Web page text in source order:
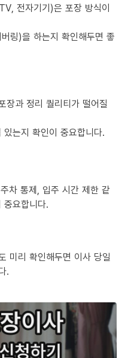
전자기기)은 포장 방식이
링)을 하는지 확인해두면 좋
장과 정리 퀄리티가 떨어질
는지 확인이 중요합니다.
차 통제, 입주 시간 제한 같
요합니다.
미리 확인해두면 이사 당일
.